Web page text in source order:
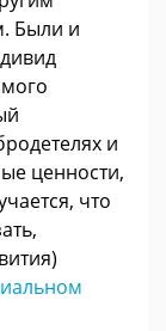
Были и
и
ценности,
что